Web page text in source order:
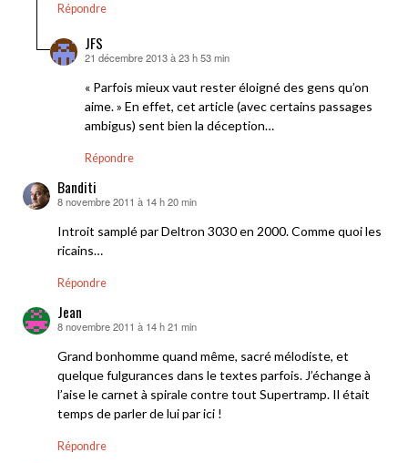
Répondre
JFS
dit :
21 décembre 2013 à 23 h 53 min
« Parfois mieux vaut rester éloigné des gens qu’on
aime. » En effet, cet article (avec certains passages
ambigus) sent bien la déception…
Répondre
Banditi
dit :
8 novembre 2011 à 14 h 20 min
Introit samplé par Deltron 3030 en 2000. Comme quoi les
ricains…
Répondre
Jean
dit :
8 novembre 2011 à 14 h 21 min
Grand bonhomme quand même, sacré mélodiste, et
quelque fulgurances dans le textes parfois. J’échange à
l’aise le carnet à spirale contre tout Supertramp. Il était
temps de parler de lui par ici !
Répondre